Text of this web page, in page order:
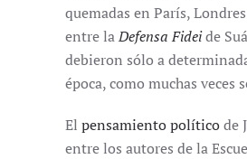
quemadas en París,
entre laDefensa Fideide
debieron sólo a
época, como muchas veces
El pensamiento políticode
entre los autores de la